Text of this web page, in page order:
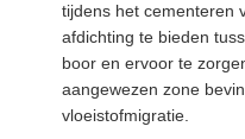
tijdens het cementeren
afdichting te bieden
boor en ervoor te
aangewezen zone
vloeistofmigratie.